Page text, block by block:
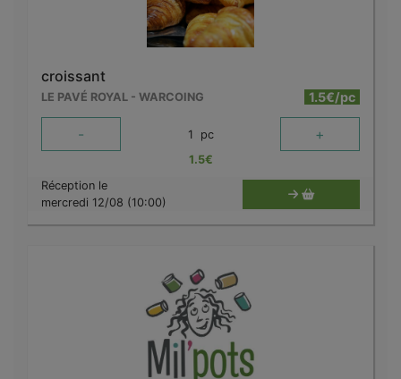
croissant
LE PAVÉ ROYAL - WARCOING 1.5€/pc
- 1 pc +
1.5€
Réception le
mercredi 12/08 (10:00)